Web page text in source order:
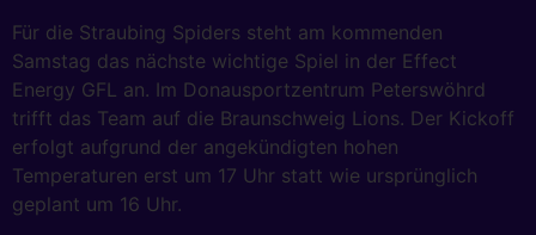
Für die Straubing Spiders steht am kommenden
Samstag das nächste wichtige Spiel in der Effect
Energy GFL an. Im Donausportzentrum Peterswöhrd
trifft das Team auf die Braunschweig Lions. Der Kickoff
erfolgt aufgrund der angekündigten hohen
Temperaturen erst um 17 Uhr statt wie ursprünglich
geplant um 16 Uhr.